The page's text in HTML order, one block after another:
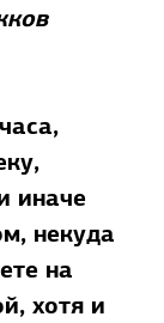
иначе
некуда
на
хотя и